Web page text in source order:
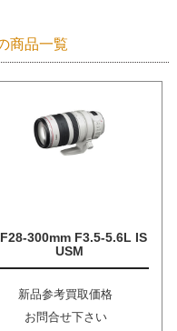
商品一覧
300mm F3.5-5.6L IS
USM
新品参考買取価格
お問合せ下さい